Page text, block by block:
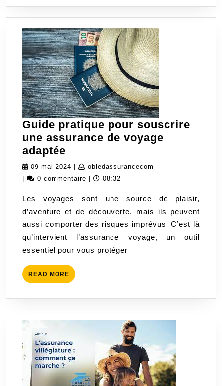
Guide pratique pour souscrire
une assurance de voyage
adaptée
pratique
pour
une
assurance
de
voyage
adaptée
09 mai 2024 09
mai
obledassurancecom
0 commentaire 08:32
Les voyages sont une source de plaisir,
d’aventure et de découverte, mais ils peuvent
aussi comporter des risques imprévus. C’est là
qu’intervient l’assurance voyage, un outil
essentiel pour vous protéger
READ MORE READ
MORE